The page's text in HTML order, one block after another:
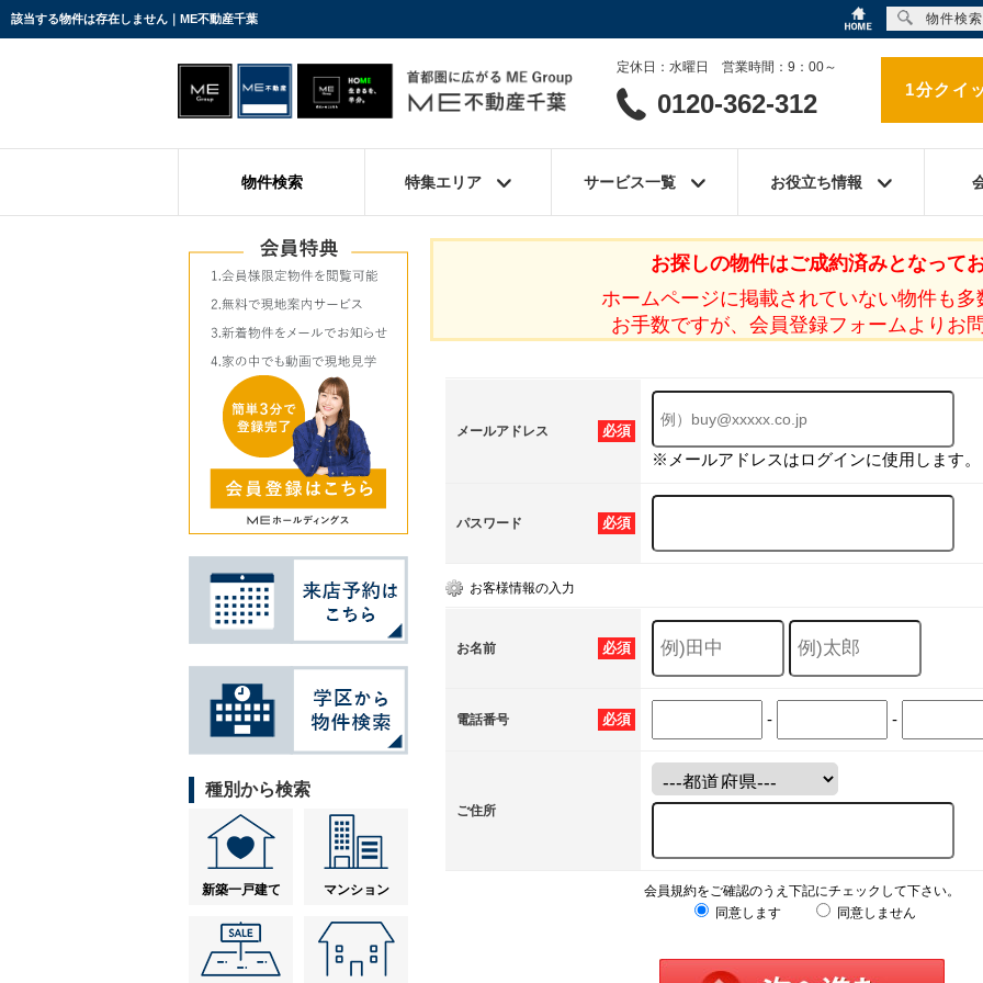
該当する物件は存在しません｜ME不動産千葉
定休日：水曜日 営業時間：9：00～
0120-362-312 1分クイ
物件検索 特集エリア サービス一覧 お役立ち情報
お探しの物件はご成約済みとなってお
ホームページに掲載されていない物件も多
お手数ですが、会員登録フォームよりお
必須
メールアドレス
※メールアドレスはログインに使用します。
必須
パスワード
お客様情報の入力
必須
お名前
必須
電話番号 - -
ご住所
会員規約をご確認のうえ下記にチェックして下さい。
同意します
同意しません
種別から検索
新築一戸建て マンション
物件検索